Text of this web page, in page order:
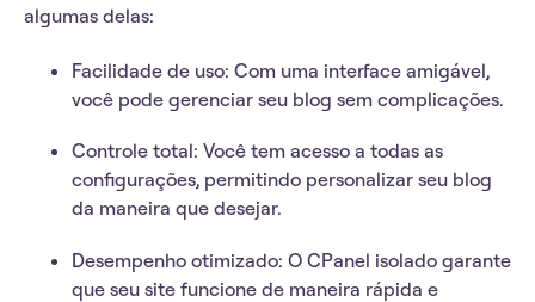
algumas delas:
Facilidade de uso: Com uma interface amigável,
você pode gerenciar seu blog sem complicações.
Controle total: Você tem acesso a todas as
configurações, permitindo personalizar seu blog
da maneira que desejar.
Desempenho otimizado: O CPanel isolado garante
que seu site funcione de maneira rápida e